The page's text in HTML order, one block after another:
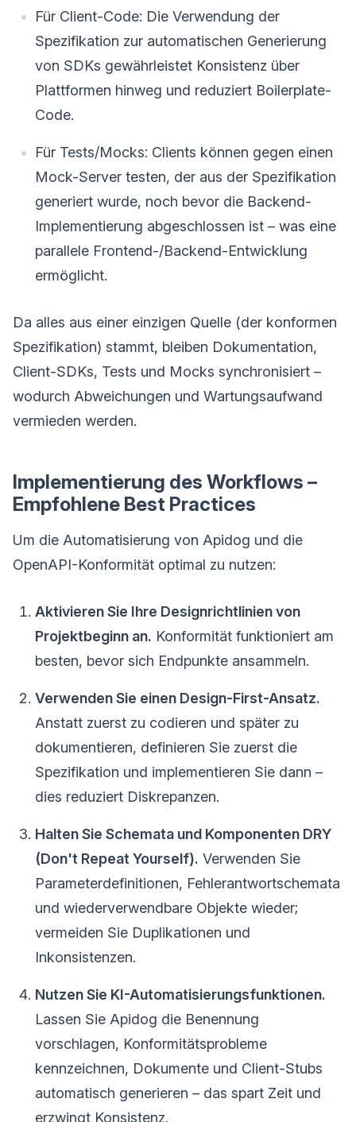
Für Client-Code: Die Verwendung der
Spezifikation zur automatischen Generierung
von SDKs gewährleistet Konsistenz über
Plattformen hinweg und reduziert Boilerplate-
Code.
Für Tests/Mocks: Clients können gegen einen
Mock-Server testen, der aus der Spezifikation
generiert wurde, noch bevor die Backend-
Implementierung abgeschlossen ist – was eine
parallele Frontend-/Backend-Entwicklung
ermöglicht.
Da alles aus einer einzigen Quelle (der konformen
Spezifikation) stammt, bleiben Dokumentation,
Client-SDKs, Tests und Mocks synchronisiert –
wodurch Abweichungen und Wartungsaufwand
vermieden werden.
Implementierung des Workflows –
Empfohlene Best Practices
Um die Automatisierung von Apidog und die
OpenAPI-Konformität optimal zu nutzen:
Aktivieren Sie Ihre Designrichtlinien von
Projektbeginn an. Konformität funktioniert am
besten, bevor sich Endpunkte ansammeln.
Verwenden Sie einen Design-First-Ansatz.
Anstatt zuerst zu codieren und später zu
dokumentieren, definieren Sie zuerst die
Spezifikation und implementieren Sie dann –
dies reduziert Diskrepanzen.
Halten Sie Schemata und Komponenten DRY
(Don't Repeat Yourself). Verwenden Sie
Parameterdefinitionen, Fehlerantwortschemata
und wiederverwendbare Objekte wieder;
vermeiden Sie Duplikationen und
Inkonsistenzen.
Nutzen Sie KI-Automatisierungsfunktionen.
Lassen Sie Apidog die Benennung
vorschlagen, Konformitätsprobleme
kennzeichnen, Dokumente und Client-Stubs
automatisch generieren – das spart Zeit und
erzwingt Konsistenz.